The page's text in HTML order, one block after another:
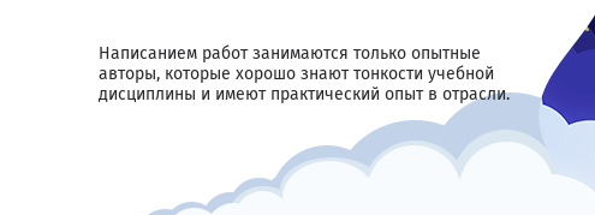
Написанием работ занимаются только опытные
авторы, которые хорошо знают тонкости учебной
дисциплины и имеют практический опыт в отрасли.